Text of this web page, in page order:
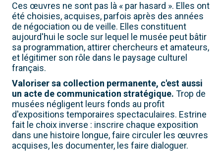
Ces œuvres ne sont pas là « par hasard ». Elles ont
été choisies, acquises, parfois après des années
de négociation ou de veille. Elles constituent
aujourd'hui le socle sur lequel le musée peut bâtir
sa programmation, attirer chercheurs et amateurs,
et légitimer son rôle dans le paysage culturel
français.
Valoriser sa collection permanente, c'est aussi
un acte de communication stratégique. Trop de
musées négligent leurs fonds au profit
d'expositions temporaires spectaculaires. Estrine
fait le choix inverse : inscrire chaque exposition
dans une histoire longue, faire circuler les œuvres
acquises, les documenter, les faire dialoguer.